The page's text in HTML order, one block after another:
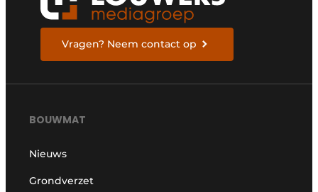
Vragen? Neem contact op
BOUWMAT
Nieuws
Grondverzet